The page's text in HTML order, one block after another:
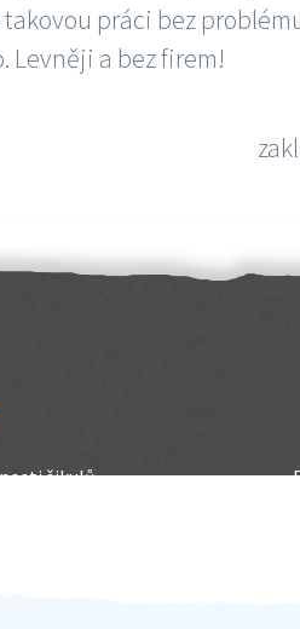
práci bez
Levněji a bez firem!
šikulů